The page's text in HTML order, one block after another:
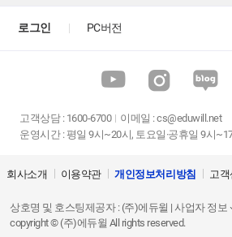
합격의 비결 반복 학습
어렵지 않게 이해하고 들을수 있어서 좋습니
요점정리를 알기 쉽게 강의해서 이해가 잘됩
너무 좋습니다.
로그인 PC버전
고객상담: 1600-6700 이메일 :cs@eduwill.net
운영시간 : 평일 9시~20시, 토요일·공휴일 9시
회사소개 이용약관 개인정보처리방침 고객
상호명 및 호스팅제공자 : (주)에듀윌 | 사업자 정보
copyright © (주)에듀윌 All rights reserved.